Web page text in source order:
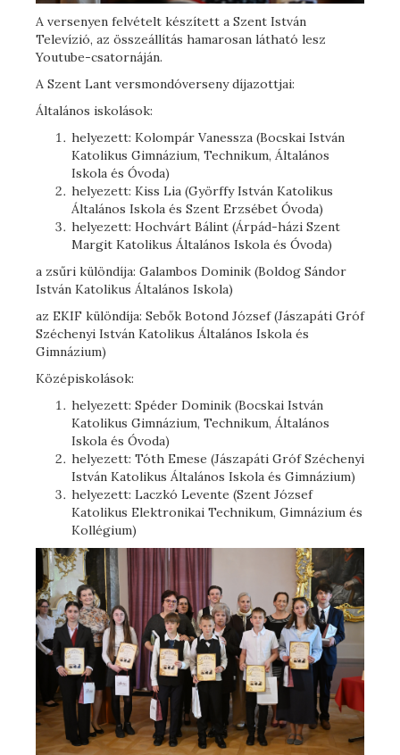
A versenyen felvételt készített a Szent István
Televízió, az összeállítás hamarosan látható lesz
Youtube-csatornáján.
A Szent Lant versmondóverseny díjazottjai:
Általános iskolások:
helyezett: Kolompár Vanessza (Bocskai István
Katolikus Gimnázium, Technikum, Általános
Iskola és Óvoda)
helyezett: Kiss Lia (Györffy István Katolikus
Általános Iskola és Szent Erzsébet Óvoda)
helyezett: Hochvárt Bálint (Árpád-házi Szent
Margit Katolikus Általános Iskola és Óvoda)
a zsűri különdíja: Galambos Dominik (Boldog Sándor
István Katolikus Általános Iskola)
az EKIF különdíja: Sebők Botond József (Jászapáti Gróf
Széchenyi István Katolikus Általános Iskola és
Gimnázium)
Középiskolások:
helyezett: Spéder Dominik (Bocskai István
Katolikus Gimnázium, Technikum, Általános
Iskola és Óvoda)
helyezett: Tóth Emese (Jászapáti Gróf Széchenyi
István Katolikus Általános Iskola és Gimnázium)
helyezett: Laczkó Levente (Szent József
Katolikus Elektronikai Technikum, Gimnázium és
Kollégium)